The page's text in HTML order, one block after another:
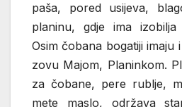
paša, pored usijeva,
planinu, gdje ima
Osim čobana bogatiji imaju
zovu Majom, Planinkom.
za čobane, pere rublje,
mete maslo, održava